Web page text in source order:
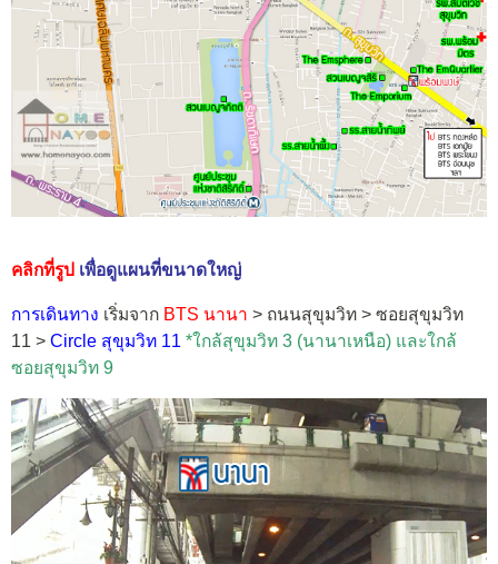
คลิกที่รูป เพื่อดูแผนที่ขนาดใหญ่
การเดินทาง เริ่มจาก BTS นานา > ถนนสุขุมวิท > ซอยสุขุมวิท
11 > Circle สุขุมวิท 11 *ใกล้สุขุมวิท 3 (นานาเหนือ) และใกล้
ซอยสุขุมวิท 9